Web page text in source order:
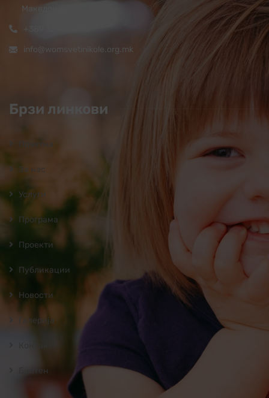
Македонија
info@womsvetinikole.org.mk
Брзи линкови
Почетна
За нас
Услуги
Програмa
Проекти
Публикации
Новости
Галерија
Билтен